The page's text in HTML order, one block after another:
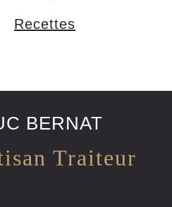
Recettes
BERNAT
Traiteur